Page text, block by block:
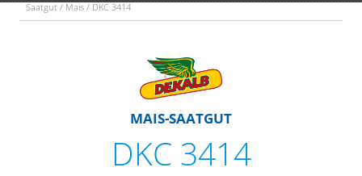
Saatgut / Mais / DKC 3414
MAIS-SAATGUT
DKC 3414